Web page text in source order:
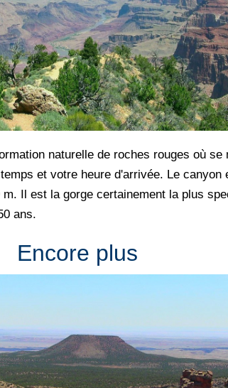
naturelle de roches rouges où
et votre heure d'arrivée. Le
Il est la gorge certainement la plus
ans.
Encore plus